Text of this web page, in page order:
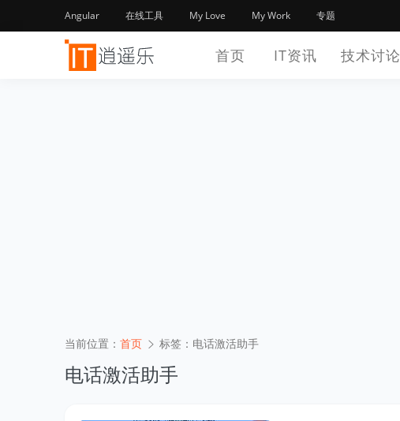
Angular 在线工具 My Love My Work 专题
首页 IT资讯 技术讨论
当前位置： 首页 标签：电话激活助手
电话激活助手